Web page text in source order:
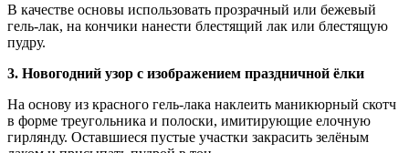
В качестве основы использовать прозрачный или бежевый
гель-лак, на кончики нанести блестящий лак или блестящую
пудру.
3. Новогодний узор с изображением праздничной ёлки
На основу из красного гель-лака наклеить маникюрный скотч
в форме треугольника и полоски, имитирующие елочную
гирлянду. Оставшиеся пустые участки закрасить зелёным